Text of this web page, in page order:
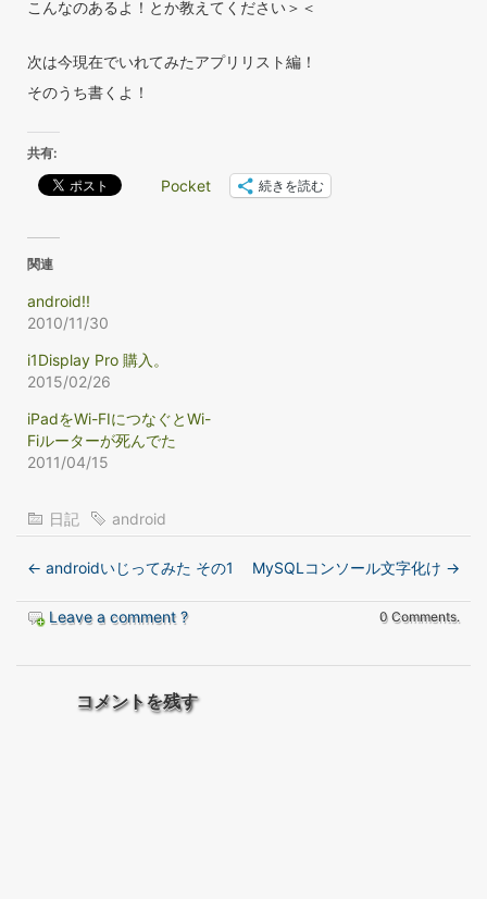
こんなのあるよ！とか教えてください＞＜
次は今現在でいれてみたアプリリスト編！
そのうち書くよ！
共有:
Pocket 続きを読む
関連
android!!
2010/11/30
i1Display Pro 購入。
2015/02/26
iPadをWi-FIにつなぐとWi-
Fiルーターが死んでた
2011/04/15
日記 android
← androidいじってみた その1 MySQLコンソール文字化け →
Leave a comment ? 0 Comments.
コメントを残す